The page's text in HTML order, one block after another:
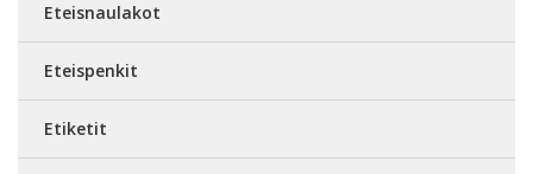
Eteisnaulakot
Eteispenkit
Etiketit